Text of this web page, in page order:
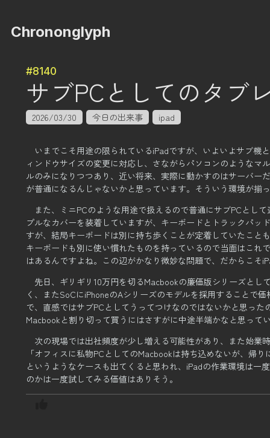
Chrononglyph
#8140
サブPCとしてのタブ
2026/03/30 今日の出来事 ipad
いまでこそ用途の限られているiPadですが、いよいよサブ機
ィンドウサイズの変更に対応し、 さながらパソコンのようなマ
ルのみになりつつあり、 近い将来、実際に動かすのはサーバー
が普通になるんじゃないかと思っています。 そういう環境が揃
また、ミニPCのような用途で扱えるので普通にサブPCとし
プルなカバーを装着していますが、 キーボードとトラックパッ
すが、結局キーボードは別に持ち歩くことが定着していたこと
キーボードも別に使い慣れたものを持っているので当面はこれ
はあるんですよね。 この辺がかなり微妙な問題で、だからこそ
先日、ギリギリ10万円を切るMacbookの廉価版シリーズとし
く、
またSoCにiPhoneのAシリーズのモデルを採用することで
で、 直感ではサブPCとしてうってつけなのではないかと思った
Macbookと割り切って買うにはさすがに中途半端かなと思って
次の現場では出社頻度が少し増える可能性があり、また始業
「オフィスに私物PCとしてのMacbookは持ち込めないが、帰
というようなケースも出てくると思われ、iPadの作業環境は一
のかは一度試してみる価値はありそう。